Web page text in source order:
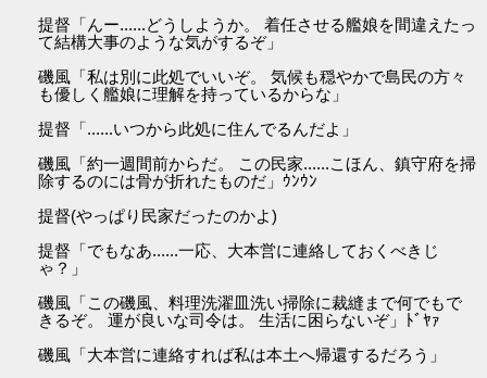
提督「んー......どうしようか。 着任させる艦娘を間違えたっ
て結構大事のような気がするぞ」
磯風「私は別に此処でいいぞ。 気候も穏やかで島民の方々
も優しく艦娘に理解を持っているからな」
提督「......いつから此処に住んでるんだよ」
磯風「約一週間前からだ。 この民家......こほん、鎮守府を掃
除するのには骨が折れたものだ」ｳﾝｳﾝ
提督(やっぱり民家だったのかよ)
提督「でもなあ......一応、大本営に連絡しておくべきじ
ゃ？」
磯風「この磯風、料理洗濯皿洗い掃除に裁縫まで何でもで
きるぞ。 運が良いな司令は。 生活に困らないぞ」ﾄﾞﾔｧ
磯風「大本営に連絡すれば私は本土へ帰還するだろう」